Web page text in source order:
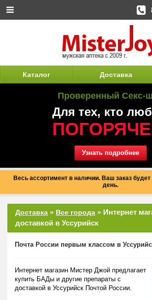
Каталог Доставка
Проверенный Секс-
Для тех, кто
Узнать подробнее
Весь ассортимент в наличии. Ваш заказ будет
день.
Доставка » Все города » Интернет
доставкой в Уссурийск
Почта России первым классом в
Интернет магазин Мистер Джой предлагает
купить БАДы и другие препараты с
доставкой в Уссурийск Почтой России.